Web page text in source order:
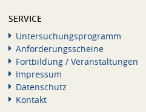
SERVICE
Untersuchungsprogramm
Anforderungsscheine
Fortbildung / Veranstaltungen
Impressum
Datenschutz
Kontakt